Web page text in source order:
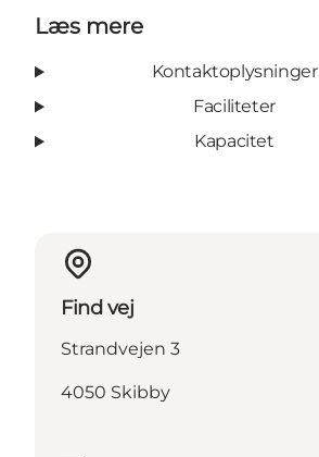
Læs mere
Kontaktoplysninger
Faciliteter
Kapacitet
Find vej
Strandvejen 3
4050 Skibby